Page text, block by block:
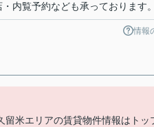
・内覧予約なども承っております
情報
留米エリアの賃貸物件情報はトッ